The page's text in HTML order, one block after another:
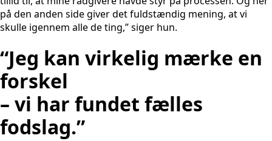
på den anden side giver det fuldstændig mening, at vi
skulle igennem alle de ting,” siger hun.
“Jeg kan virkelig mærke en
forskel
– vi har fundet fælles
fodslag.”